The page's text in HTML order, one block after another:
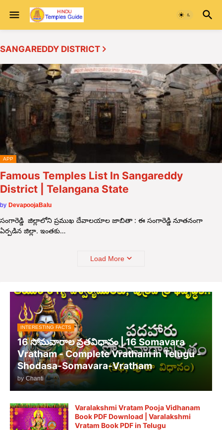
SANGAREDDY DISTRICT
APP
Famous Temples List In Sangareddy
District | Telangana State
by DevapoojaBalu
సంగారెడ్డి జిల్లాలోని ప్రముఖ దేవాలయాల జాబితా : ఈ సంగారెడ్డి నూతనంగా
ఏర్పడిన జిల్లా. ఇంతకు…
Load More
INTERESTING FACTS
16 సోమవారాల వ్రతవిధానం | 16 Somavara
Vratham - Complete Vratham in Telugu -
Shodasa-Somavara-Vratham
by Chanti
Varalakshmi Vratam Pooja Vidhanam
Book PDF Download | Varalakshmi
Vratam Book PDF in Telugu